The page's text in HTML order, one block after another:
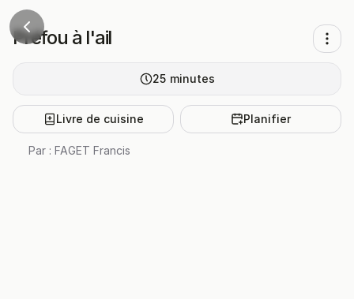
Préfou à l'ail
25 minutes
Livre de cuisine Planifier
Par : FAGET Francis